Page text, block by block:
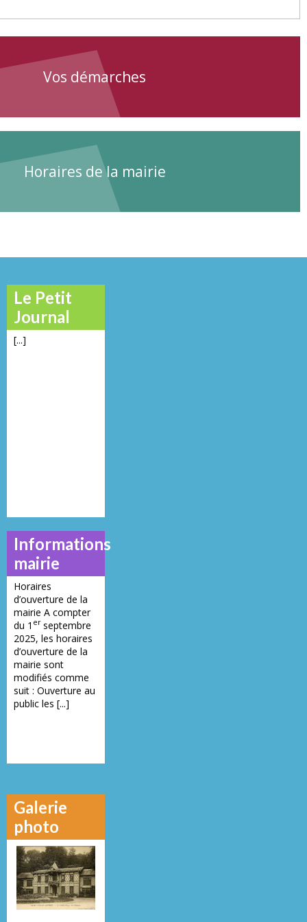
Vos démarches
Horaires de la mairie
Le Petit
Journal
[...]
Informations
mairie
Horaires
d’ouverture de la
mairie A compter
du 1 erseptembre
2025, les horaires
d’ouverture de la
mairie sont
modifiés comme
suit : Ouverture au
public les [...]
Galerie
photo